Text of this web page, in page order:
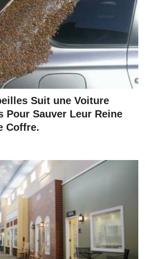
Suit une Voiture
Pour Sauver Leur Reine
Coffre.